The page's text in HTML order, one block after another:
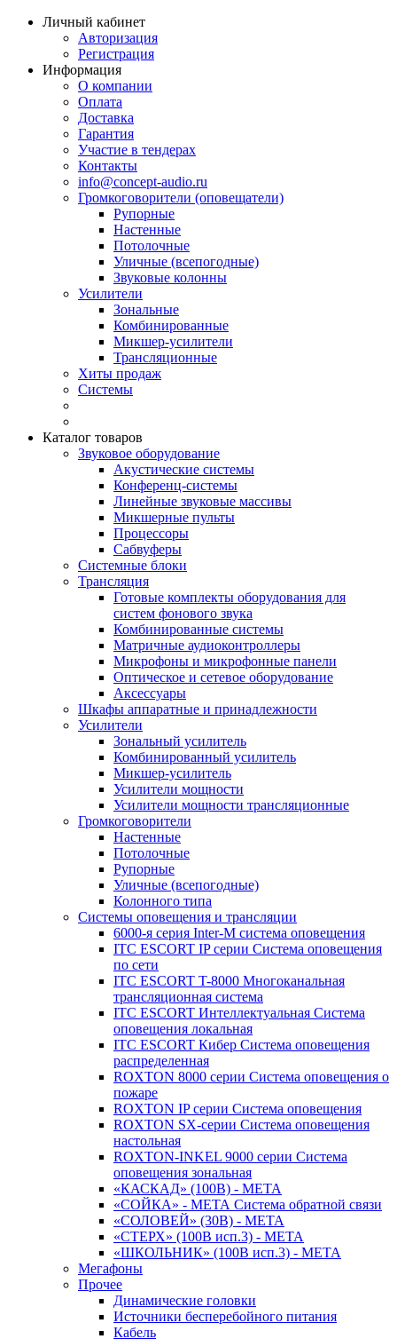
Личный кабинет
Авторизация
Регистрация
Информация
О компании
Оплата
Доставка
Гарантия
Участие в тендерах
Контакты
info@concept-audio.ru
Громкоговорители (оповещатели)
Рупорные
Настенные
Потолочные
Уличные (всепогодные)
Звуковые колонны
Усилители
Зональные
Комбинированные
Микшер-усилители
Трансляционные
Хиты продаж
Системы
Каталог товаров
Звуковое оборудование
Акустические системы
Конференц-системы
Линейные звуковые массивы
Микшерные пульты
Процессоры
Сабвуферы
Системные блоки
Трансляция
Готовые комплекты оборудования для
систем фонового звука
Комбинированные системы
Матричные аудиоконтроллеры
Микрофоны и микрофонные панели
Оптическое и сетевое оборудование
Аксессуары
Шкафы аппаратные и принадлежности
Усилители
Зональный усилитель
Комбинированный усилитель
Микшер-усилитель
Усилители мощности
Усилители мощности трансляционные
Громкоговорители
Настенные
Потолочные
Рупорные
Уличные (всепогодные)
Колонного типа
Системы оповещения и трансляции
6000-я серия Inter-M система оповещения
ITC ESCORT IP серии Система оповещения
по сети
ITC ESCORT T-8000 Многоканальная
трансляционная система
ITC ESCORT Интеллектуальная Система
оповещения локальная
ITC ESCORT Кибер Система оповещения
распределенная
ROXTON 8000 серии Система оповещения о
пожаре
ROXTON IP серии Система оповещения
ROXTON SX-серии Система оповещения
настольная
ROXTON-INKEL 9000 серии Система
оповещения зональная
«КАСКАД» (100В) - МЕТА
«СОЙКА» - МЕТА Система обратной связи
«СОЛОВЕЙ» (30В) - МЕТА
«СТЕРХ» (100В исп.3) - МЕТА
«ШКОЛЬНИК» (100В исп.3) - МЕТА
Мегафоны
Прочее
Динамические головки
Источники бесперебойного питания
Кабель